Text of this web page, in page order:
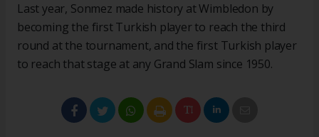
Last year, Sonmez made history at Wimbledon by
becoming the first Turkish player to reach the third
round at the tournament, and the first Turkish player
to reach that stage at any Grand Slam since 1950.